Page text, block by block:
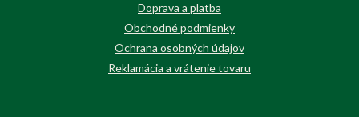
Doprava a platba
Obchodné podmienky
Ochrana osobných údajov
Reklamácia a vrátenie tovaru